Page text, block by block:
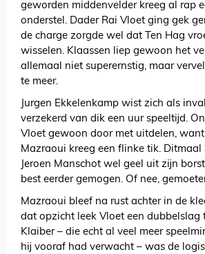
geworden middenvelder kreeg al rap
onderstel. Dader Rai Vloet ging gek
de charge zorgde wel dat Ten Hag
wisselen. Klaassen liep gewoon het
allemaal niet superernstig, maar
te meer.
Jurgen Ekkelenkamp wist zich als
verzekerd van dik een uur speeltijd.
Vloet gewoon door met uitdelen,
Mazraoui kreeg een flinke tik.
Jeroen Manschot wel geel uit zijn
best eerder gemogen. Of nee,
Mazraoui bleef na rust achter in de
dat opzicht leek Vloet een dubbelslag
Klaiber – die echt al veel meer
hij vooraf had verwacht – was de